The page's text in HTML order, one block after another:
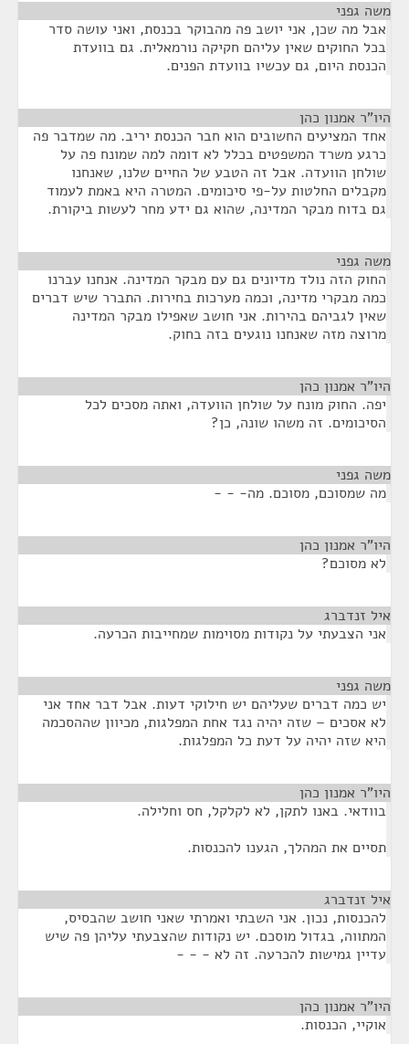
משה גפני
אבל מה שכן, אני יושב פה מהבוקר בכנסת, ואני עושה סדר
בכל החוקים שאין עליהם חקיקה נורמאלית. גם בוועדת
הכנסת היום, גם עכשיו בוועדת הפנים.
היו"ר אמנון כהן
אחד המציעים החשובים הוא חבר הכנסת יריב. מה שמדבר פה
כרגע משרד המשפטים בכלל לא דומה למה שמונח פה על
שולחן הוועדה. אבל זה הטבע של החיים שלנו, שאנחנו
מקבלים החלטות על-פי סיכומים. המטרה היא באמת לעמוד
גם בדוח מבקר המדינה, שהוא גם ידע מחר לעשות ביקורת.
משה גפני
החוק הזה נולד מדיונים גם עם מבקר המדינה. אנחנו עברנו
כמה מבקרי מדינה, וכמה מערכות בחירות. התברר שיש דברים
שאין לגביהם בהירות. אני חושב שאפילו מבקר המדינה
מרוצה מזה שאנחנו נוגעים בזה בחוק.
היו"ר אמנון כהן
יפה. החוק מונח על שולחן הוועדה, ואתה מסכים לכל
הסיכומים. זה משהו שונה, כן?
משה גפני
מה שמסוכם, מסוכם. מה- - -
היו"ר אמנון כהן
לא מסוכם?
איל זנדברג
אני הצבעתי על נקודות מסוימות שמחייבות הכרעה.
משה גפני
יש כמה דברים שעליהם יש חילוקי דעות. אבל דבר אחד אני
לא אסכים – שזה יהיה נגד אחת המפלגות, מכיוון שההסכמה
היא שזה יהיה על דעת כל המפלגות.
היו"ר אמנון כהן
בוודאי. באנו לתקן, לא לקלקל, חס וחלילה.
תסיים את המהלך, הגענו להכנסות.
איל זנדברג
להכנסות, נכון. אני השבתי ואמרתי שאני חושב שהבסיס,
המתווה, בגדול מוסכם. יש נקודות שהצבעתי עליהן פה שיש
עדיין גמישות להכרעה. זה לא - - -
היו"ר אמנון כהן
אוקיי, הכנסות.